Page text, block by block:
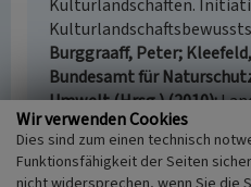
Kulturlandschaften.
Burggraaff, Peter;
Bundesamt für
Umwelt (Hrsg.) (2010)
Geschichtsstraße in
für die Erläuterung von
Bund Heimat und Umwelt
Wir verwenden Cookies
Dies sind zum einen technisch
Funktionsfähigkeit der Seiten